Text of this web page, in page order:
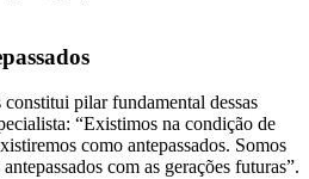
constitui pilar fundamental dessas
“Existimos na condição de
como antepassados. Somos
com as gerações futuras”.